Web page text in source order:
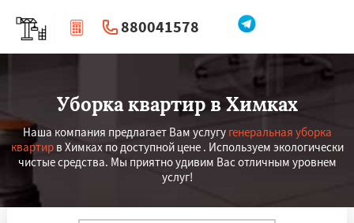
880041578
| Перезвоните мне
Уборка квартир в Химках
Наша компания предлагает Вам услугу генеральная уборка
квартирв Химках по доступной цене . Используем экологически
чистые средства. Мы приятно удивим Вас отличным уровнем
услуг!